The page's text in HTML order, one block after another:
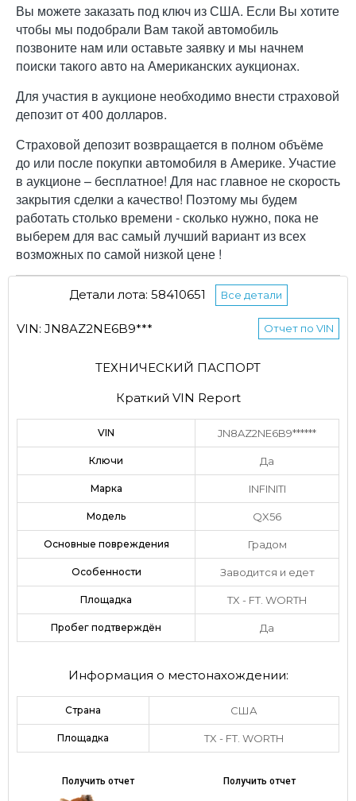
Вы можете заказать под ключ из США. Если Вы хотите
чтобы мы подобрали Вам такой автомобиль
позвоните нам или оставьте заявку и мы начнем
поиски такого авто на Американских аукционах.
Для участия в аукционе необходимо внести страховой
депозит от 400 долларов.
Страховой депозит возвращается в полном объёме
до или после покупки автомобиля в Америке. Участие
в аукционе – бесплатное! Для нас главное не скорость
закрытия сделки а качество! Поэтому мы будем
работать столько времени - сколько нужно, пока не
выберем для вас самый лучший вариант из всех
возможных по самой низкой цене !
Детали лота: 58410651 Все детали
VIN: JN8AZ2NE6B9*** Отчет по VIN
ТЕХНИЧЕСКИЙ ПАСПОРТ
Краткий VIN Report
VIN JN8AZ2NE6B9******
Ключи Да
Марка INFINITI
Модель QX56
Основные повреждения Градом
Особенности Заводится и едет
Площадка TX - FT. WORTH
Пробег подтверждён Да
Информация о местонахождении:
Страна США
Площадка TX - FT. WORTH
Получить отчет Получить отчет